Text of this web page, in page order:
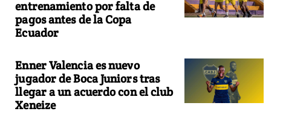
entrenamiento por falta de
pagos antes de la Copa
Ecuador
Enner Valencia es nuevo
jugador de Boca Juniors tras
llegar a un acuerdo con el club
Xeneize